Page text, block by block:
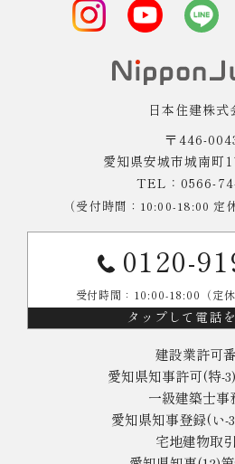
日本住建株式
〒446-
愛知県安城市城南町1
TEL：0566-
（受付時間：10:00-18:00 定
0120-
受付時間：10:00-18:00（定休
タップして電話
建設業許可
愛知県知事許可(特-
一級建築士事
愛知県知事登録(い-
宅地建物取